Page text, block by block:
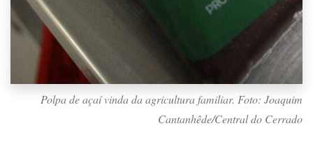
Polpa de açaí vinda da agricultura familiar. Foto: Joaquim
Cantanhêde/Central do Cerrado